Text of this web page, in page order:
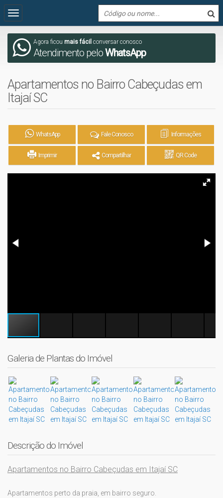
Agora ficou mais fácil conversar conosco
Atendimento peloWhatsApp
Apartamentos no Bairro Cabeçudas em
Itajaí SC
WhatsApp Fale Conosco Informações
Imprimir Compartilhar QR Code
Galeria de Plantas do Imóvel
Descrição do Imóvel
Apartamentos no Bairro Cabeçudas em Itajaí SC
Apartamentos perto da praia, em bairro seguro.